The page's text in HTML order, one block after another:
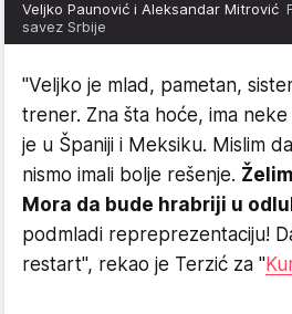
Veljko Paunović i Aleksandar Mitrović
savez Srbije
"Veljko je mlad, pametan,
trener. Zna šta hoće, ima
je u Španiji i Meksiku. Mislim
nismo imali bolje rešenje.
Mora da bude hrabriji u
podmladi repreprezentaciju!
restart", rekao je Terzić za "